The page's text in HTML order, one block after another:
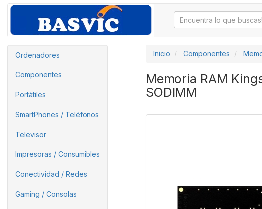
Ordenadores
Componentes
Portátiles
SmartPhones / Teléfonos
Televisor
Impresoras / Consumibles
Conectividad / Redes
Gaming / Consolas
Inicio Componentes
Memoria RAM
SODIMM